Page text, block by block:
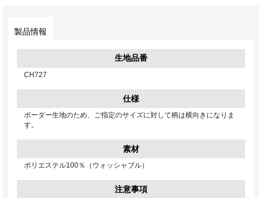
製品情報
生地品番
CH727
仕様
ボーダー生地のため、ご指定のサイズに対して柄は横向きになりま
す。
素材
ポリエステル100％（ウォッシャブル）
注意事項